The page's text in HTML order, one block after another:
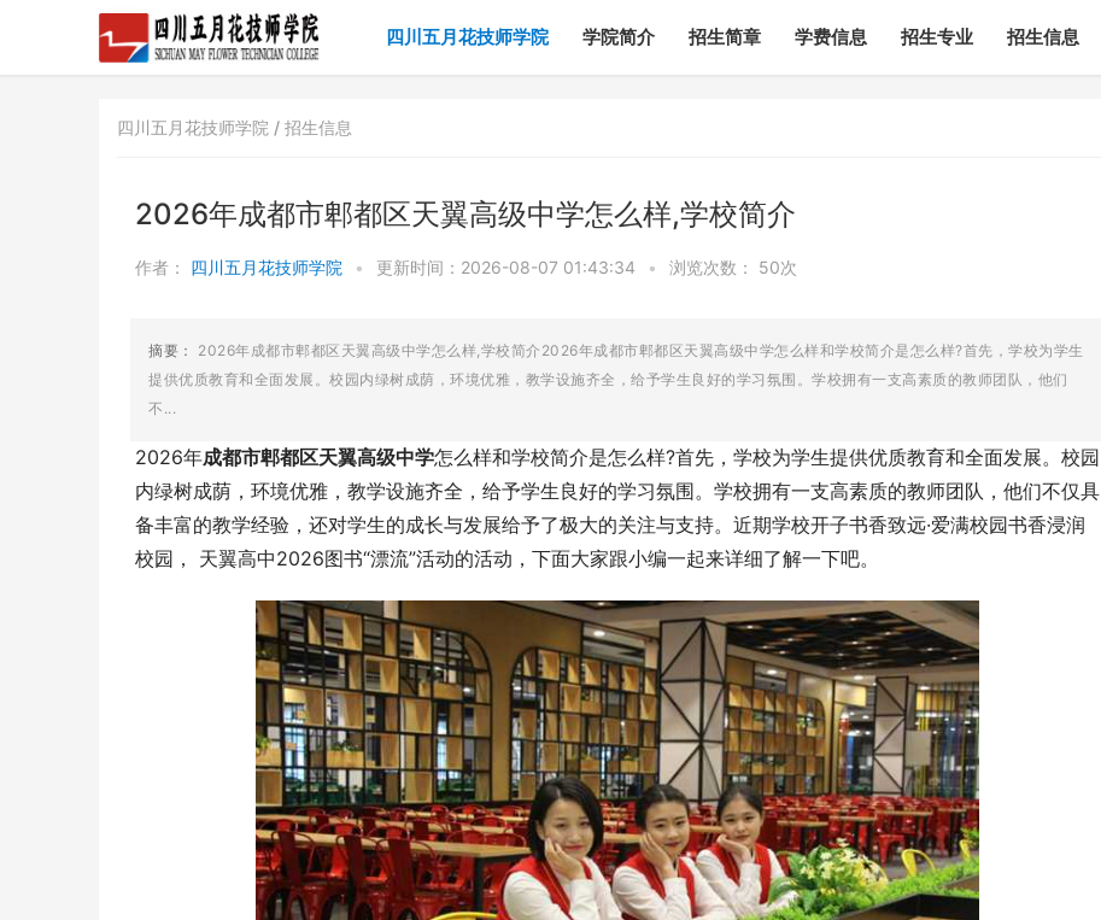
四川五月花技师学院 学院简介 招生简章 学费信息 招生专业 招生信息
四川五月花技师学院 / 招生信息
2026年成都市郫都区天翼高级中学怎么样,学校简介
作者： 四川五月花技师学院 • 更新时间：2026-08-07 01:43:34 • 浏览次数： 50次
摘要： 2026年成都市郫都区天翼高级中学怎么样,学校简介2026年成都市郫都区天翼高级中学怎么样和学校简介是怎么样?首先，学校为学生
提供优质教育和全面发展。校园内绿树成荫，环境优雅，教学设施齐全，给予学生良好的学习氛围。学校拥有一支高素质的教师团队，他们
不...
2026年成都市郫都区天翼高级中学怎么样和学校简介是怎么样?首先，学校为学生提供优质教育和全面发展。校园
内绿树成荫，环境优雅，教学设施齐全，给予学生良好的学习氛围。学校拥有一支高素质的教师团队，他们不仅具
备丰富的教学经验，还对学生的成长与发展给予了极大的关注与支持。近期学校开子书香致远·爱满校园书香浸润
校园， 天翼高中2026图书“漂流”活动的活动，下面大家跟小编一起来详细了解一下吧。